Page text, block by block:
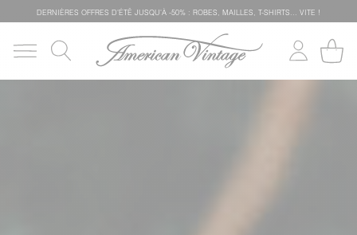
DERNIÈRES OFFRES D'ÉTÊ JUSQU'À -50% : ROBES, MAILLES, T-SHIRTS... VITE !